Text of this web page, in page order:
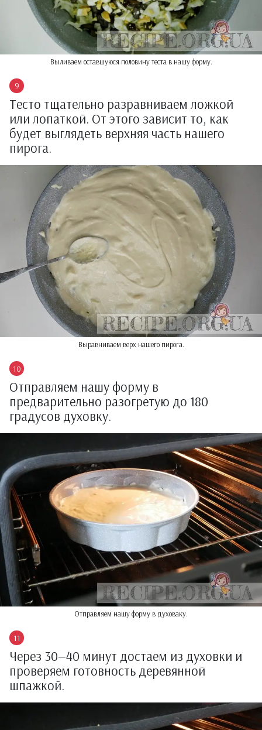
Выливаем оставшуюся половину теста в нашу форму.
Тесто тщательно разравниваем ложкой
или лопаткой. От этого зависит то, как
будет выглядеть верхняя часть нашего
пирога.
Выравниваем верх нашего пирога.
Отправляем нашу форму в
предварительно разогретую до 180
градусов духовку.
Отправляем нашу форму в духоваку.
Через 30—40 минут достаем из духовки и
проверяем готовность деревянной
шпажкой.